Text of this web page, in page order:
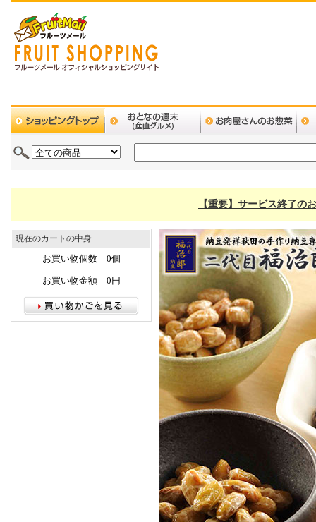
【重要】サービス終了の
現在のカートの中身
お買い物個数 0個
お買い物金額 0円